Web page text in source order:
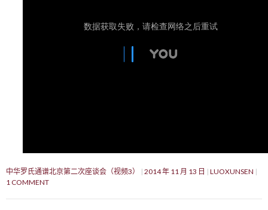
中华罗氏通谱北京第二次座谈会（视频3） 2014 年 11 月 13 日
LUOXUNSEN
1 COMMENT